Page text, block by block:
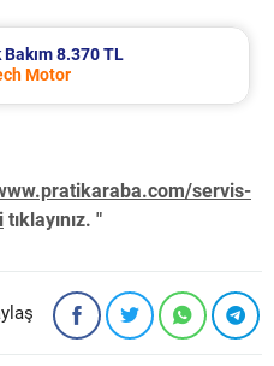
8.370 TL
Motor
servis-
tıklayınız. "